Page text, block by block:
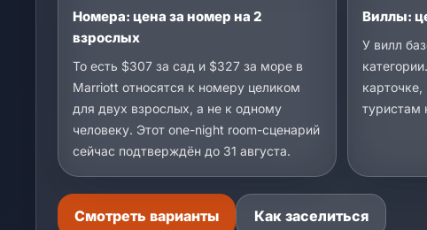
Номера: цена за номер на 2
взрослых
То есть $307 за сад и $327 за море в
Marriott относятся к номеру целиком
для двух взрослых, а не к одному
человеку. Этот one-night room-сценарий
сейчас подтверждён до 31 августа.
Виллы:
У вилл
карточке,
туристам
Смотреть варианты Как заселиться